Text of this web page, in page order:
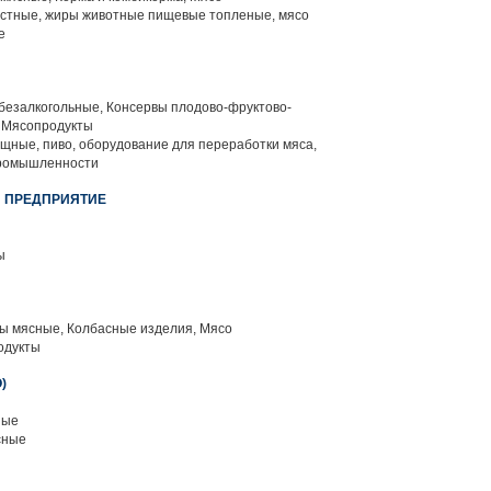
жиры животные пищевые топленые, мясо
Консервы плодово-фруктово-
пиво, оборудование для переработки мяса,
мясные, Колбасные изделия, Мясо